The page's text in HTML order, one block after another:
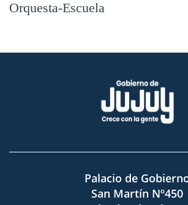
Orquesta-Escuela
Palacio de
San Martín Nº450